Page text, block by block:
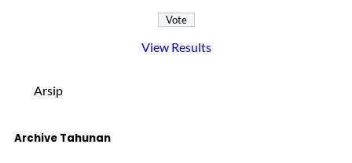
View Results
Arsip
Archive Tahunan